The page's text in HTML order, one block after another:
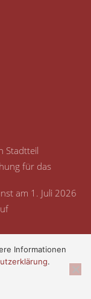
Stadtteil
für das
am 1. Juli 2026
Informationen
.